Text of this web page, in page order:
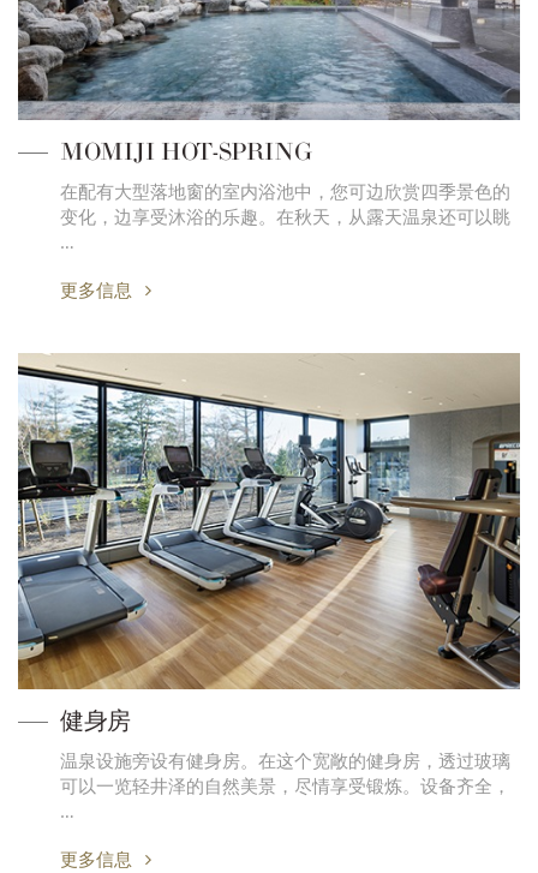
MOMIJI HOT-SPRING
在配有大型落地窗的室内浴池中，您可边欣赏四季景色的
变化，边享受沐浴的乐趣。在秋天，从露天温泉还可以眺
…
更多信息
健身房
温泉设施旁设有健身房。在这个宽敞的健身房，透过玻璃
可以一览轻井泽的自然美景，尽情享受锻炼。设备齐全，
…
更多信息